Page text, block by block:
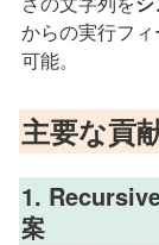
からの実行フ
可能。
主要な貢
1.
案